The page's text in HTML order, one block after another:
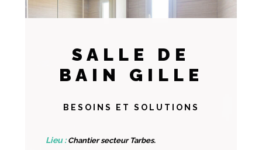
SALLE DE
BAIN GILLE
BESOINS ET SOLUTIONS
Chantier secteur Tarbes.